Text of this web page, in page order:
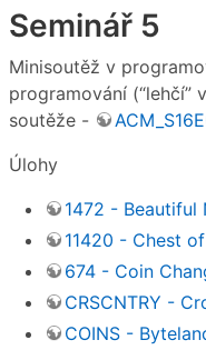
Seminář 5
Minisoutěž v
programování (“lehčí”
soutěže -
Úlohy
1472 - Beautiful
11420 - Chest
674 - Coin
CRSCNTRY -
COINS -